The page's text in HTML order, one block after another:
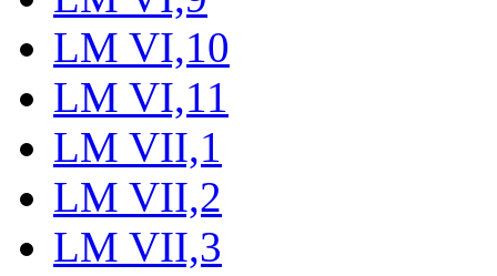
LM VI,10
LM VI,11
LM VII,1
LM VII,2
LM VII,3